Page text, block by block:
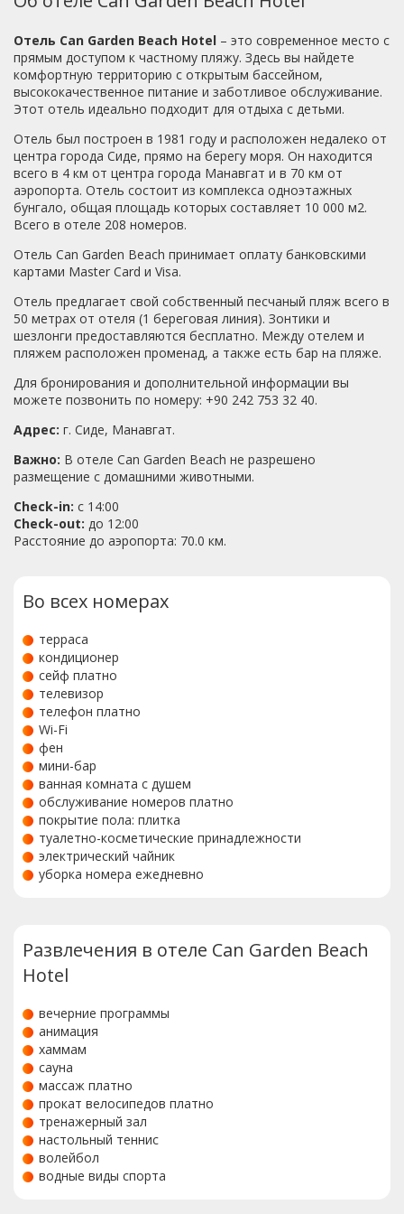
приходили в любое время и всегда были свободные (и
смена полотенец каждый день.отдыхающие - около 90%
- немцы. русских почти не было.по всей территории
отеля гуляют котики, их кормят и любят, но они
достаточно шуганные.анимация слабоватая
модно сказать,что нет,было примерно 10-15 человек.В
основном немцы, поляки,турки,были французы и
шведы.Блюда написаны на немецком, английском и
русском,что очень важно.На ресепшене тоже есть
русскоговорящая девушка.Отношение ко всем туристам
одинаково доброжелательное,как со стороны
персонала,так и со стороны туристов.Еше один большой
плюс отеля:он расположен в старом городе рядом с
храмом Апполона,античным амфитеатром и другими
историческими ценностями.Выходишь из отеля и
попадаешь в древний мир!!!Я только вернулась из
замечательного отеля Can Garden beach и думаю эта
любовь надолго!!!Рекомендую этот камерный и очень
уютный отель!
Отель Can Garden Beach Hotel – это современное место с
прямым доступом к частному пляжу. Здесь вы найдете
комфортную территорию с открытым бассейном,
высококачественное питание и заботливое обслуживание.
Этот отель идеально подходит для отдыха с детьми.
Отель был построен в 1981 году и расположен недалеко от
центра города Сиде, прямо на берегу моря. Он находится
всего в 4 км от центра города Манавгат и в 70 км от
аэропорта. Отель состоит из комплекса одноэтажных
бунгало, общая площадь которых составляет 10 000 м2.
Всего в отеле 208 номеров.
Отель Can Garden Beach принимает оплату банковскими
картами Master Card и Visa.
Отель предлагает свой собственный песчаный пляж всего в
50 метрах от отеля (1 береговая линия). Зонтики и
шезлонги предоставляются бесплатно. Между отелем и
пляжем расположен променад, а также есть бар на пляже.
Для бронирования и дополнительной информации вы
можете позвонить по номеру: +90 242 753 32 40.
Адрес: г. Сиде, Манавгат.
Важно: В отеле Can Garden Beach не разрешено
размещение с домашними животными.
Check-in: с 14:00
Check-out: до 12:00
Расстояние до аэропорта: 70.0 км.
Во всех номерах
терраса
кондиционер
сейф платно
телевизор
телефон платно
Wi-Fi
фен
мини-бар
ванная комната с душем
обслуживание номеров платно
покрытие пола: плитка
туалетно-косметические принадлежности
электрический чайник
уборка номера ежедневно
Развлечения в отеле Can Garden Beach
Hotel
вечерние программы
анимация
хаммам
сауна
массаж платно
прокат велосипедов платно
тренажерный зал
настольный теннис
волейбол
водные виды спорта